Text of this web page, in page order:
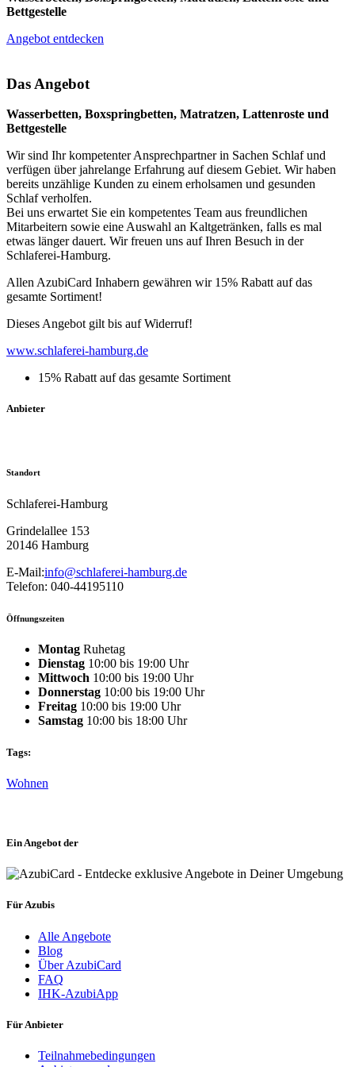
Bettgestelle
Angebot entdecken
Das Angebot
Wasserbetten, Boxspringbetten, Matratzen, Lattenroste und
Bettgestelle
Wir sind Ihr kompetenter Ansprechpartner in Sachen Schlaf und
verfügen über jahrelange Erfahrung auf diesem Gebiet. Wir haben
bereits unzählige Kunden zu einem erholsamen und gesunden
Schlaf verholfen.
Bei uns erwartet Sie ein kompetentes Team aus freundlichen
Mitarbeitern sowie eine Auswahl an Kaltgetränken, falls es mal
etwas länger dauert. Wir freuen uns auf Ihren Besuch in der
Schlaferei-Hamburg.
Allen AzubiCard Inhabern gewähren wir 15% Rabatt auf das
gesamte Sortiment!
Dieses Angebot gilt bis auf Widerruf!
www.schlaferei-hamburg.de
15% Rabatt auf das gesamte Sortiment
Anbieter
Standort
Schlaferei-Hamburg
Grindelallee 153
20146 Hamburg
E-Mail:info@schlaferei-hamburg.de
Telefon: 040-44195110
Öffnungszeiten
Montag Ruhetag
Dienstag 10:00 bis 19:00 Uhr
Mittwoch 10:00 bis 19:00 Uhr
Donnerstag 10:00 bis 19:00 Uhr
Freitag 10:00 bis 19:00 Uhr
Samstag 10:00 bis 18:00 Uhr
Tags:
Wohnen
Ein Angebot der
Für Azubis
Alle Angebote
Blog
Über AzubiCard
FAQ
IHK-AzubiApp
Für Anbieter
Teilnahmebedingungen